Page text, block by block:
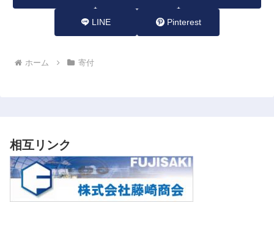
LINE Pinterest
ホーム 寄付
相互リンク